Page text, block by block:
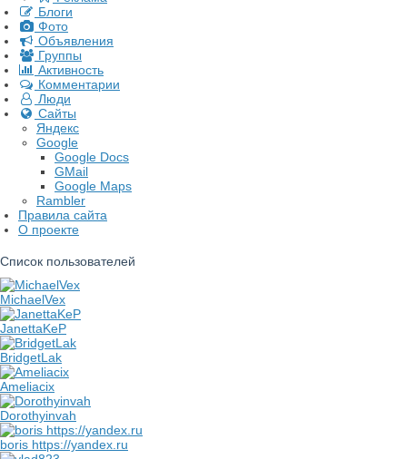
Блоги
Фото
Объявления
Группы
Активность
Комментарии
Люди
Сайты
Яндекс
Google
Google Docs
GMail
Google Maps
Rambler
Правила сайта
О проекте
Список пользователей
MichaelVex
JanettaKeP
BridgetLak
Ameliacix
Dorothyinvah
boris https://yandex.ru